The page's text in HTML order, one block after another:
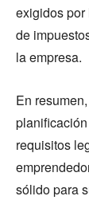
exigidos
de
la empresa.
En
requisitos
sólido para